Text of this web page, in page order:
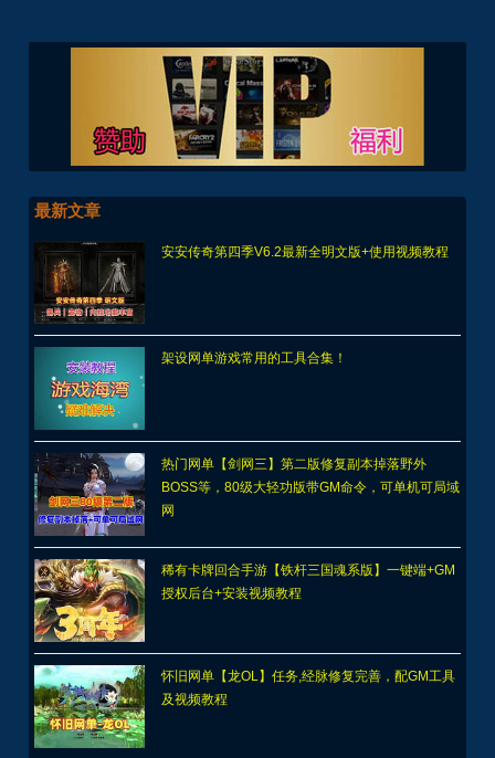
最新文章
安安传奇第四季V6.2最新全明文版+使用视频教程
架设网单游戏常用的工具合集！
热门网单【剑网三】第二版修复副本掉落野外
BOSS等，80级大轻功版带GM命令，可单机可局域
网
稀有卡牌回合手游【铁杆三国魂系版】一键端+GM
授权后台+安装视频教程
怀旧网单【龙OL】任务,经脉修复完善，配GM工具
及视频教程